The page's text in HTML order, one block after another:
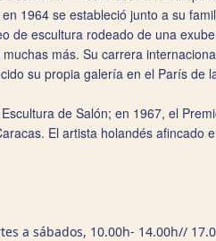
1964 se estableció junto a su
de escultura rodeado de una
más. Su carrera
su propia galería en el París de
de Salón; en 1967, el
El artista holandés afincado
a sábados, 10.00h- 14.00h//